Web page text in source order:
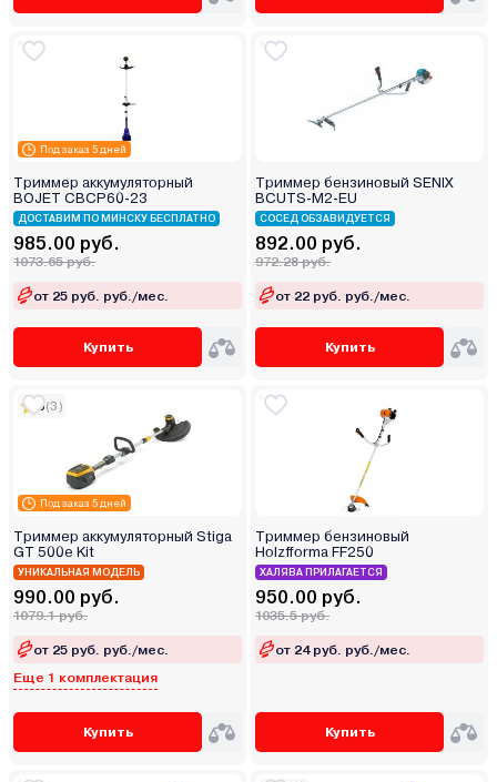
Под заказ 5 дней
Триммер аккумуляторный
BOJET CBCP60-23
ДОСТАВИМ ПО МИНСКУ БЕСПЛАТНО
985.00 руб.
1073.65 руб.
от 25 руб. руб./мес.
Купить
Триммер бензиновый SENIX
BCUTS-M2-EU
СОСЕД ОБЗАВИДУЕТСЯ
892.00 руб.
972.28 руб.
от 22 руб. руб./мес.
Купить
Под заказ 5 дней
5(3)
Триммер аккумуляторный Stiga
GT 500e Kit
УНИКАЛЬНАЯ МОДЕЛЬ
990.00 руб.
1079.1 руб.
от 25 руб. руб./мес.
Еще 1 комплектация
Купить
Триммер бензиновый
Holzfforma FF250
ХАЛЯВА ПРИЛАГАЕТСЯ
950.00 руб.
1035.5 руб.
от 24 руб. руб./мес.
Купить